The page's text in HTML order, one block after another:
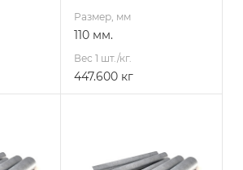
Размер, мм
110 мм.
Вес 1 шт./кг.
447.600 кг